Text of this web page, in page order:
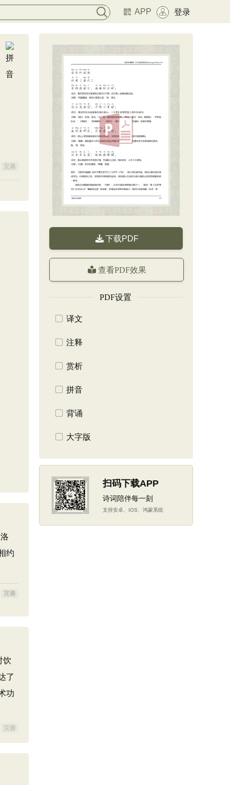
APP 登录
完善
约
完善
饮
了
功
完善
下载PDF
查看PDF效果
PDF设置
译文
注释
赏析
拼音
背诵
大字版
扫码下载APP
诗词陪伴每一刻
支持安卓、IOS、鸿蒙系统